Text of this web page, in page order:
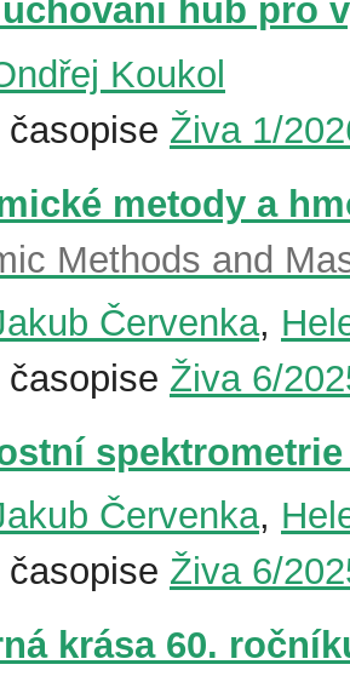
hub pro
Koukol
Živa 1/
metody a
Methods and
Červenka,
Živa 6/
Červenka,
Živa 6/
krása 60.